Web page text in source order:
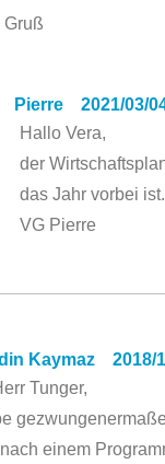
Gruß
Pierre
2021/03/
Hallo Vera,
der
das Jahr vorbei
VG Pierre
Kaymaz
2018/
Tunger,
einem